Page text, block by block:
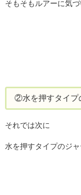
そもそもルアーに気
②水を押すタイプ
それでは次に
水を押すタイプのジ